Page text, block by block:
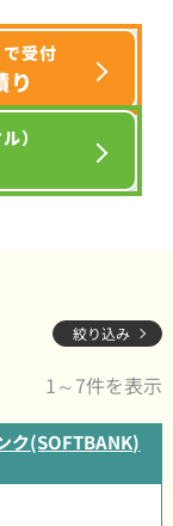
受付
り
）
絞り込み
1～7件を表示
ク(SOFTBANK)